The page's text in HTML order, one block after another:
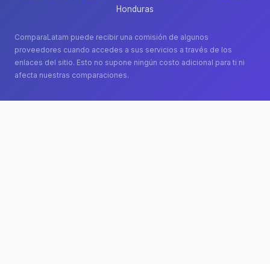
Honduras
ComparaLatam puede recibir una comisión de algunos
proveedores cuando accedes a sus servicios a través de los
enlaces del sitio. Esto no supone ningún costo adicional para ti ni
afecta nuestras comparaciones.